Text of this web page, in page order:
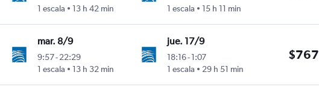
1 escala
13 h 42 min
1 escala
15 h 11 min
mar. 8/9
9:57-22:29
1 escala
13 h 32 min
jue. 17/9
18:16-1:07
1 escala
29 h 51 min
$767